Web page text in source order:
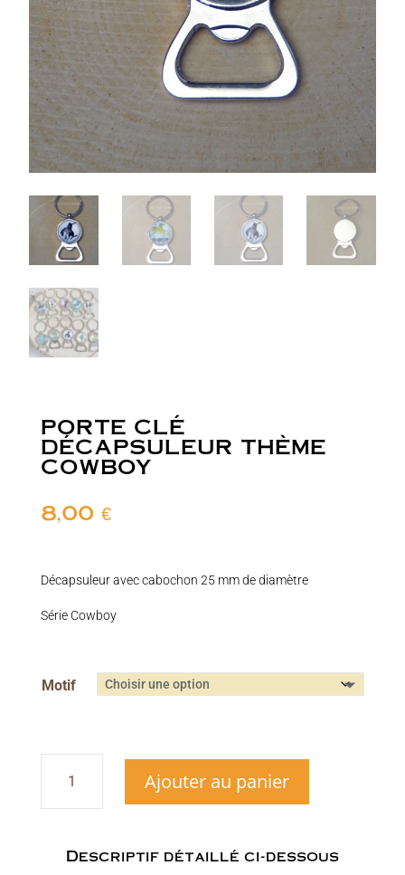
PORTE CLÉ
DÉCAPSULEUR THÈME
COWBOY
8,00 €
Décapsuleur avec cabochon 25 mm de diamètre
Série Cowboy
Motif
clé
Thème
Cowboy
Ajouter au panier
Descriptif détaillé ci-dessous